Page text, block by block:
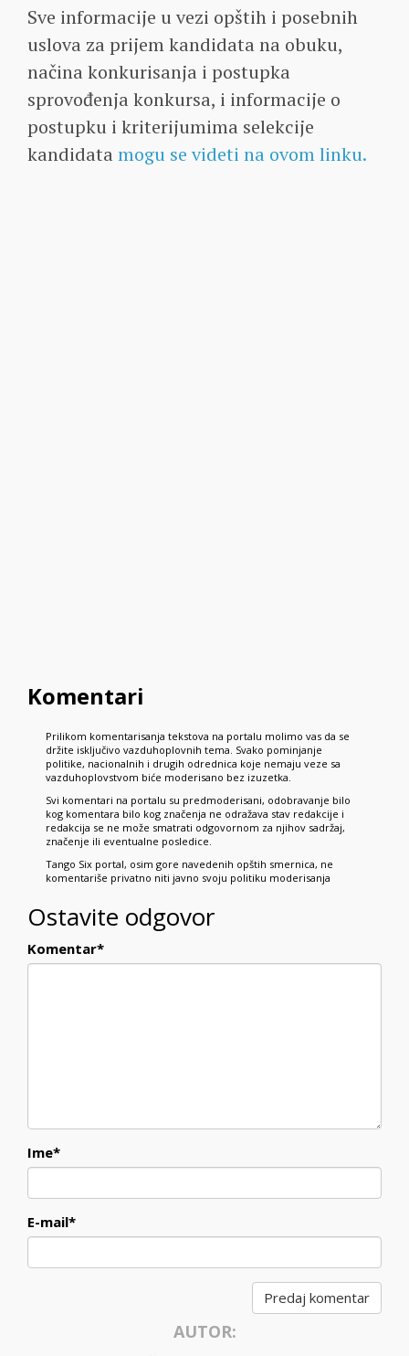
Sve informacije u vezi opštih i posebnih
uslova za prijem kandidata na obuku,
načina konkurisanja i postupka
sprovođenja konkursa, i informacije o
postupku i kriterijumima selekcije
kandidata mogu se videti na ovom linku.
Komentari
Prilikom komentarisanja tekstova na portalu molimo vas da se
držite isključivo vazduhoplovnih tema. Svako pominjanje
politike, nacionalnih i drugih odrednica koje nemaju veze sa
vazduhoplovstvom biće moderisano bez izuzetka.
Svi komentari na portalu su predmoderisani, odobravanje bilo
kog komentara bilo kog značenja ne odražava stav redakcije i
redakcija se ne može smatrati odgovornom za njihov sadržaj,
značenje ili eventualne posledice.
Tango Six portal, osim gore navedenih opštih smernica, ne
komentariše privatno niti javno svoju politiku moderisanja
Ostavite odgovor
Komentar*
Ime*
E-mail*
AUTOR: